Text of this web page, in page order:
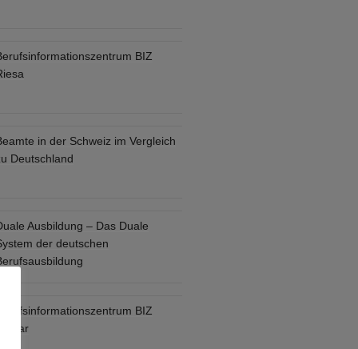
BIZ
in der Schweiz im Vergleich
Deutschland
Ausbildung – Das Duale
der deutschen
BIZ